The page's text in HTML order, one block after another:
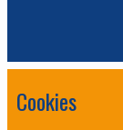
Cookies